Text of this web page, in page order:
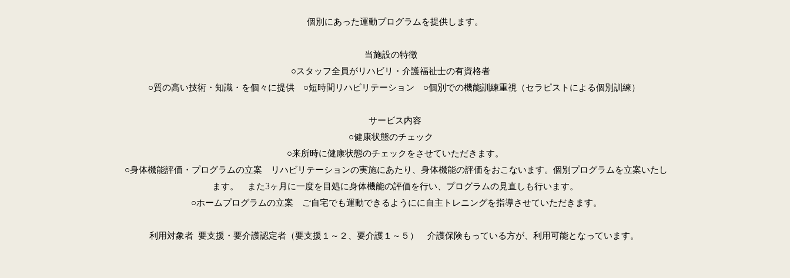
個別にあった運動プログラムを提供します。
当施設の特徴
○スタッフ全員がリハビリ・介護福祉士の有資格者
○質の高い技術・知識・を個々に提供 ○短時間リハビリテーション ○個別での機能訓練重視（セラピストによる個別訓練）
サービス内容
○健康状態のチェック
○来所時に健康状態のチェックをさせていただきます。
○身体機能評価・プログラムの立案 リハビリテーションの実施にあたり、身体機能の評価をおこないます。個別プログラムを立案いたし
ます。 また3ヶ月に一度を目処に身体機能の評価を行い、プログラムの見直しも行います。
○ホームプログラムの立案 ご自宅でも運動できるようにに自主トレニングを指導させていただきます。
利用対象者 要支援・要介護認定者（要支援１～２、要介護１～５） 介護保険もっている方が、利用可能となっています。